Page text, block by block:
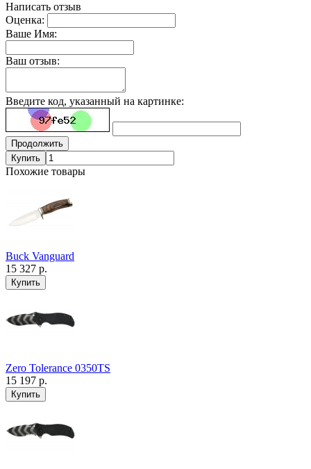
Написать отзыв
Оценка:
Ваше Имя:
Ваш отзыв:
Введите код, указанный на картинке:
Продолжить
Купить
Похожие товары
Buck Vanguard
15 327 р.
Zero Tolerance 0350TS
15 197 р.